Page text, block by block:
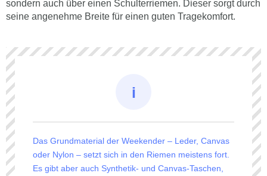
sondern auch über einen Schulterriemen. Dieser sorgt durch
seine angenehme Breite für einen guten Tragekomfort.
Das Grundmaterial der Weekender – Leder, Canvas
oder Nylon – setzt sich in den Riemen meistens fort.
Es gibt aber auch Synthetik- und Canvas-Taschen,